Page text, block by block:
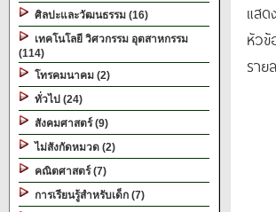
ศิลปะและวัฒนธรรม (16)
เทคโนโลยี วิศวกรรม อุตสาหกรรม
(114)
โทรคมนาคม (2)
ทั่วไป (24)
สังคมศาสตร์ (9)
ไม่สังกัดหมวด (2)
คณิตศาสตร์ (7)
การเรียนรู้สำหรับเด็ก (7)
แสด
หัวข้
ราย